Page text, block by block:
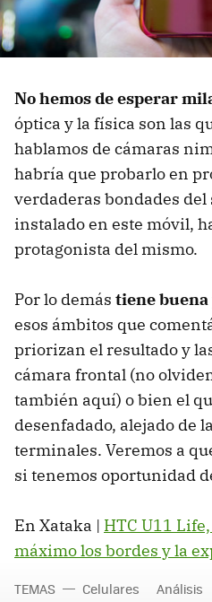
No hemos de esperar
óptica y la física son las
hablamos de cámaras
habría que probarlo en
verdaderas bondades del
instalado en este móvil,
protagonista del mismo.
Por lo demás tiene
esos ámbitos que
priorizan el resultado y
cámara frontal (no
también aquí) o bien el
desenfadado, alejado de
terminales. Veremos a
si tenemos oportunidad
En Xataka | HTC U11
máximo los bordes y la
TEMAS Celulares Análisis